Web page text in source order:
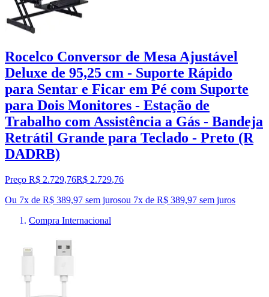
Rocelco Conversor de Mesa Ajustável
Deluxe de 95,25 cm - Suporte Rápido
para Sentar e Ficar em Pé com Suporte
para Dois Monitores - Estação de
Trabalho com Assistência a Gás - Bandeja
Retrátil Grande para Teclado - Preto (R
DADRB)
Preço R$ 2.729,76R$ 2.729,76
Ou 7x de R$ 389,97 sem jurosou 7x de R$ 389,97 sem juros
Compra Internacional